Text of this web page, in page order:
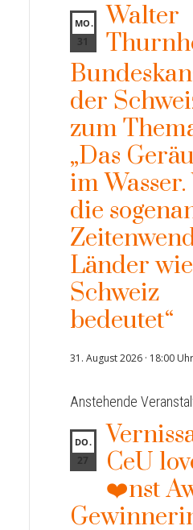
MO.
31
Walter
der
zum
„Das
im Wasser.
die
Länder
Schweiz
bedeutet“
31. August 2026 · 18:00 Uhr
Anstehende
DO.
27
CeU
❤️nst